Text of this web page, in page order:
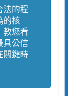
法的程
的核
教您看
具公信
關鍵時